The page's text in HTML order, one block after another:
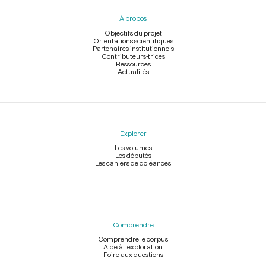
À propos
Objectifs du projet
Orientations scientifiques
Partenaires institutionnels
Contributeurs-trices
Ressources
Actualités
Explorer
Les volumes
Les députés
Les cahiers de doléances
Comprendre
Comprendre le corpus
Aide à l'exploration
Foire aux questions